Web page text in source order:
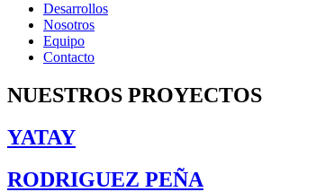
Desarrollos
Nosotros
Equipo
Contacto
NUESTROS PROYECTOS
YATAY
RODRIGUEZ PEÑA